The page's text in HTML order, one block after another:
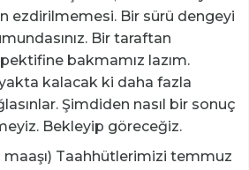
ezdirilmemesi. Bir sürü dengeyi
Bir taraftan
bakmamız lazım.
kalacak ki daha fazla
Şimdiden nasıl bir sonuç
Bekleyip göreceğiz.
Taahhütlerimizi temmuz